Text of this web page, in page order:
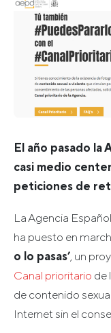
El año pasado
casi medio
peticiones de
La Agencia
ha puesto en
o lo pasas’, un
Canal prioritario de
de contenido
Internet sin el